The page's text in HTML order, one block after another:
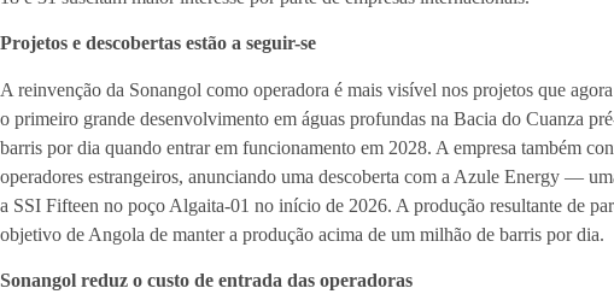
Projetos e descobertas estão a seguir-se
A reinvenção da Sonangol como operadora é mais visível nos projetos que
o primeiro grande desenvolvimento em águas profundas na Bacia do Cuanza
barris por dia quando entrar em funcionamento em 2028. A empresa também
operadores estrangeiros, anunciando uma descoberta com a Azule Energy —
a SSI Fifteen no poço Algaita-01 no início de 2026. A produção resultante de
objetivo de Angola de manter a produção acima de um milhão de barris por dia.
Sonangol reduz o custo de entrada das operadoras